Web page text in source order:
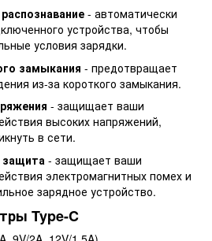
- автоматически
устройства, чтобы
условия зарядки.
замыкания - предотвращает
из-за короткого замыкания.
- защищает ваши
высоких напряжений,
в сети.
защита - защищает ваши
электромагнитных помех и
зарядное устройство.
Type-C